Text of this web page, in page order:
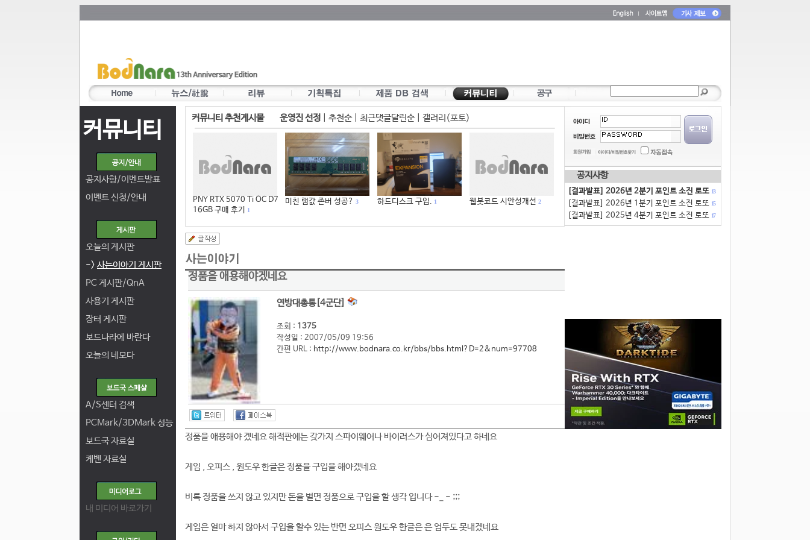
커뮤니티
공지사항/이벤트발표
이벤트 신청/안내
오늘의 게시판
-> 사는이야기 게시판
PC 게시판/QnA
사용기 게시판
장터 게시판
보드나라에 바란다
오늘의 네모다
A/S센터 검색
PCMark/3DMark 성능
보드국 자료실
케벤 자료실
내 미디어 바로가기
커뮤니티 추천게시물 운영진 선정 추천순| 최근댓글달린순| 갤러리(포토)
PNY RTX 5070 Ti OC D7
16GB 구매 후기
1
미친 램값 존버 성공? 3 하드디스크 구입. 1 웹봇코드 시안성개선 2
공지사항
[결과발표] 2026년 2분기 포인트 소진 로또 13
[결과발표] 2026년 1분기 포인트 소진 로또 15
[결과발표] 2025년 4분기 포인트 소진 로또 17
정품을 애용해야겠네요
연방대총통[4군단]
조회 : 1375
작성일 : 2007/05/09 19:56
간편 URL : http://www.bodnara.co.kr/bbs/bbs.html?D=2&num=97708
정품을 애용해야 겠네요 해적판에는 갖가지 스파이웨어나 바이러스가 심어져있다고 하네요
게임 , 오피스 , 원도우 한글은 정품을 구입을 해야겠네요
비록 정품을 쓰지 않고 있지만 돈을 벌면 정품으로 구입을 할 생각 입니다 -_ - ;;;
게임은 얼마 하지 않아서 구입을 할수 있는 반면 오피스 원도우 한글은 은 엄두도 못내겠네요